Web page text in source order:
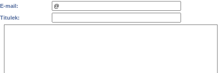
E-mail:
Titulek: